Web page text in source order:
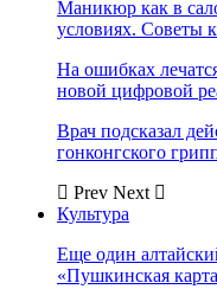
Маникюр как в
условиях. Советы
На ошибках
новой цифровой
Врач подсказал
гонконгского
Prev Next
Культура
Еще один
«Пушкинская